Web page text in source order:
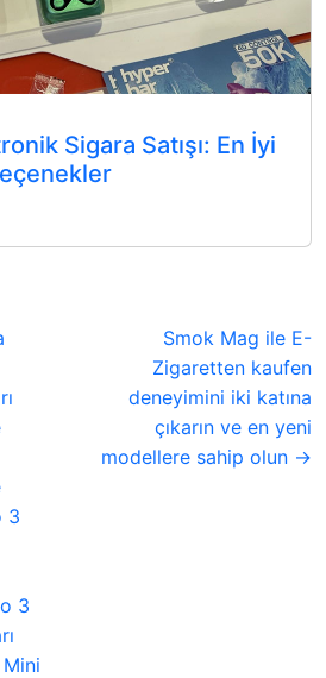
Sigara Satışı: En İyi
3
3
Smok Mag ile E-
Zigaretten kaufen
deneyimini iki katına
çıkarın ve en yeni
modellere sahip olun →